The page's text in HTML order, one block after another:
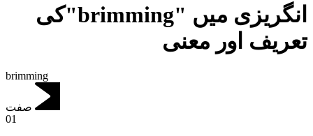
انگریزی میں "brimming"کی
تعریف اور معنی
brimming
صفت
01